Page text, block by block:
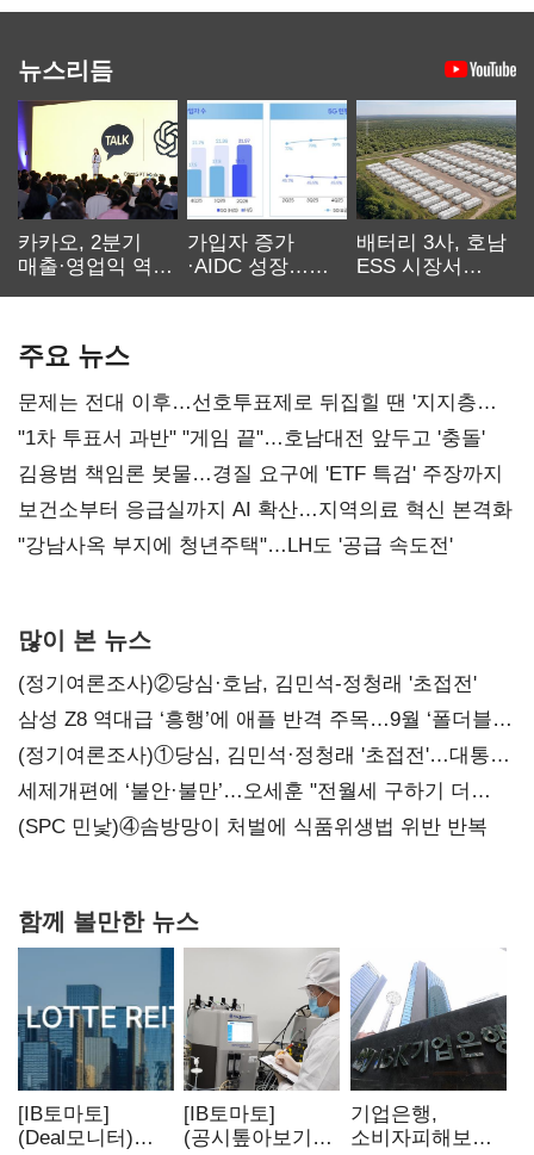
뉴스리듬
카카오, 2분기
매출·영업익 역대
가입자 증가
·AIDC 성장…
배터리 3사, 호남
ESS 시장서
주요 뉴스
문제는 전대 이후…선호투표제로 뒤집힐 땐 '지지층
불복'
"1차 투표서 과반" "게임 끝"…호남대전 앞두고 '충돌'
김용범 책임론 봇물…경질 요구에 'ETF 특검' 주장까지
보건소부터 응급실까지 AI 확산…지역의료 혁신 본격화
"강남사옥 부지에 청년주택"…LH도 '공급 속도전'
많이 본 뉴스
(정기여론조사)②당심·호남, 김민석-정청래 '초접전'
삼성 Z8 역대급 ‘흥행’에 애플 반격 주목…9월 ‘폴더블
대전’
(정기여론조사)①당심, 김민석·정청래 '초접전'…대통령
지지도 '50% 아래로'(종합)
세제개편에 ‘불안·불만’…오세훈 "전월세 구하기 더
힘들어질 것"
(SPC 민낯)④솜방망이 처벌에 식품위생법 위반 반복
함께 볼만한 뉴스
[IB토마토]
(Deal모니터)
[IB토마토]
(공시톺아보기)
기업은행,
소비자피해보상